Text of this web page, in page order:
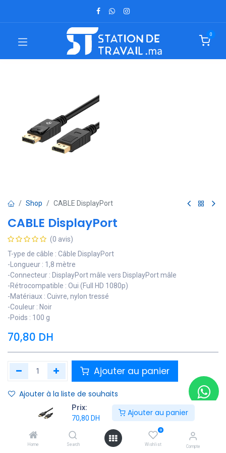
Prix:
70,80 DH
Ajouter au panier
Home Search
0
Wishlist Compte
0
Shop CABLE DisplayPort
CABLE DisplayPort
(0 avis)
T-ype de câble : Câble DisplayPort
-Longueur : 1,8 mètre
-Connecteur : DisplayPort mâle vers DisplayPort mâle
-Rétrocompatible : Oui (Full HD 1080p)
-Matériaux : Cuivre, nylon tressé
-Couleur : Noir
-Poids : 100 g
70,80 DH
Ajouter au panier
Ajouter à la liste de souhaits
Contactez Nous
Soyez averti lorsque le produit est de nouveau en stock